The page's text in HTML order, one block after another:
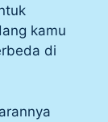
kamu
di